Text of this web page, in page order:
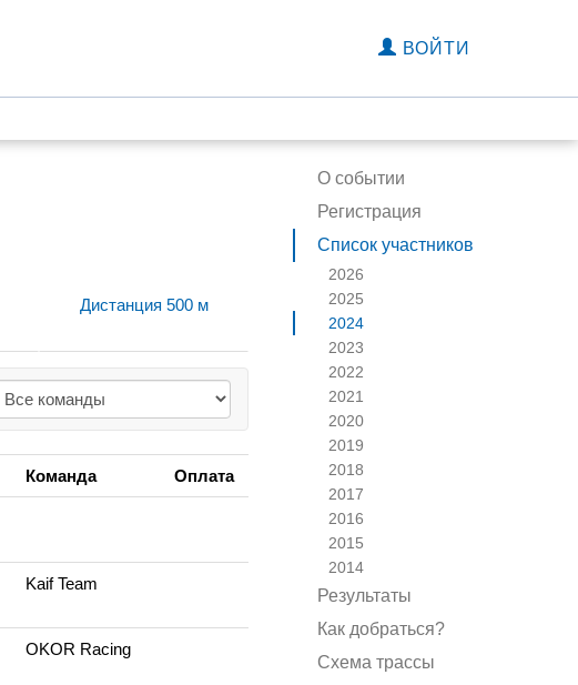
ВОЙТИ
О событии
Регистрация
Список участников
2026
2025
2024
2023
2022
2021
2020
2019
2018
2017
2016
2015
2014
Результаты
Как добраться?
Схема трассы
Дистанция 500 м
Команда Оплата
Kaif Team
OKOR Racing